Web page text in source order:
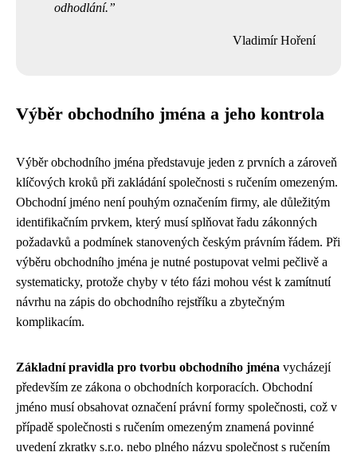
odhodlání.
Vladimír Hoření
Výběr obchodního jména a jeho kontrola
Výběr obchodního jména představuje jeden z prvních a zároveň
klíčových kroků při zakládání společnosti s ručením omezeným.
Obchodní jméno není pouhým označením firmy, ale důležitým
identifikačním prvkem, který musí splňovat řadu zákonných
požadavků a podmínek stanovených českým právním řádem. Při
výběru obchodního jména je nutné postupovat velmi pečlivě a
systematicky, protože chyby v této fázi mohou vést k zamítnutí
návrhu na zápis do obchodního rejstříku a zbytečným
komplikacím.
Základní pravidla pro tvorbu obchodního jména vycházejí
především ze zákona o obchodních korporacích. Obchodní
jméno musí obsahovat označení právní formy společnosti, což v
případě společnosti s ručením omezeným znamená povinné
uvedení zkratky s.r.o. nebo plného názvu společnost s ručením